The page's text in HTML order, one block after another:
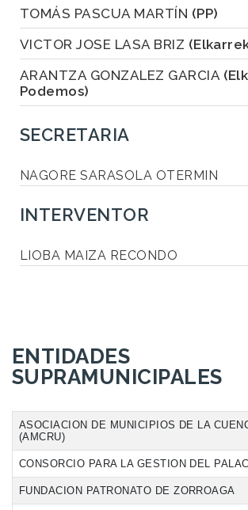
TOMÁS PASCUA MARTÍN (PP)
VICTOR JOSE LASA BRIZ
ARANTZA GONZALEZ GARCIA
Podemos)
SECRETARIA
NAGORE SARASOLA OTERMIN
INTERVENTOR
LIOBA MAIZA RECONDO
ENTIDADES
SUPRAMUNICIPALES
ASOCIACION DE MUNICIPIOS DE LA
(AMCRU)
CONSORCIO PARA LA GESTION DEL
FUNDACION PATRONATO DE ZORROAGA